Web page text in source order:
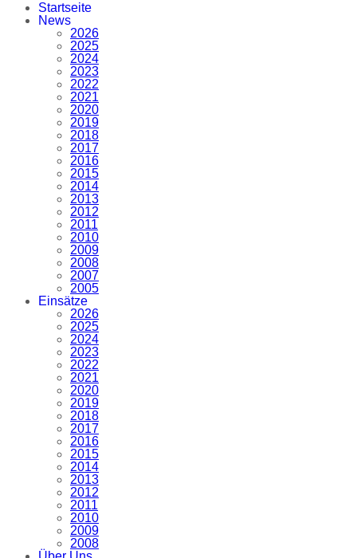
Startseite
News
2026
2025
2024
2023
2022
2021
2020
2019
2018
2017
2016
2015
2014
2013
2012
2011
2010
2009
2008
2007
2005
Einsätze
2026
2025
2024
2023
2022
2021
2020
2019
2018
2017
2016
2015
2014
2013
2012
2011
2010
2009
2008